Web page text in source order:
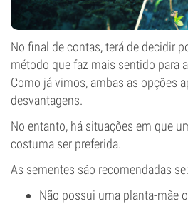
No final de contas, terá de decidir
método que faz mais sentido para
Como já vimos, ambas as opções
desvantagens.
No entanto, há situações em que
costuma ser preferida.
As sementes são recomendadas se:
Não possui uma planta-mãe